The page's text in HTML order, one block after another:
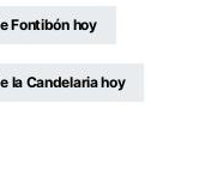
Fontibón hoy
la Candelaria hoy